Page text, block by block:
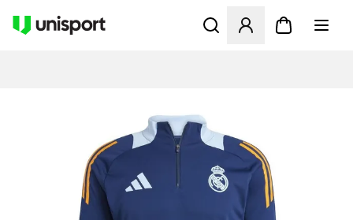
Åbner en Modal til at